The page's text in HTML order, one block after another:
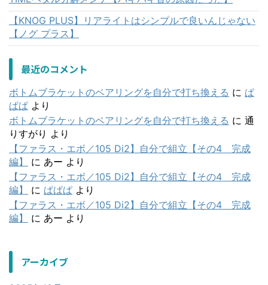
【KNOG PLUS】リアライトはシンプルで良いんじゃない
【ノグ プラス】
最近のコメント
ボトムブラケットのベアリングを自分で打ち換える に ぱ
ぱぱ より
ボトムブラケットのベアリングを自分で打ち換える に 通
りすがり より
【ファラス・エボ／105 Di2】自分で組立【その4 完成
編】
に あー より
【ファラス・エボ／105 Di2】自分で組立【その4 完成
編】
に ぱぱぱ より
【ファラス・エボ／105 Di2】自分で組立【その4 完成
編】
に あー より
アーカイブ